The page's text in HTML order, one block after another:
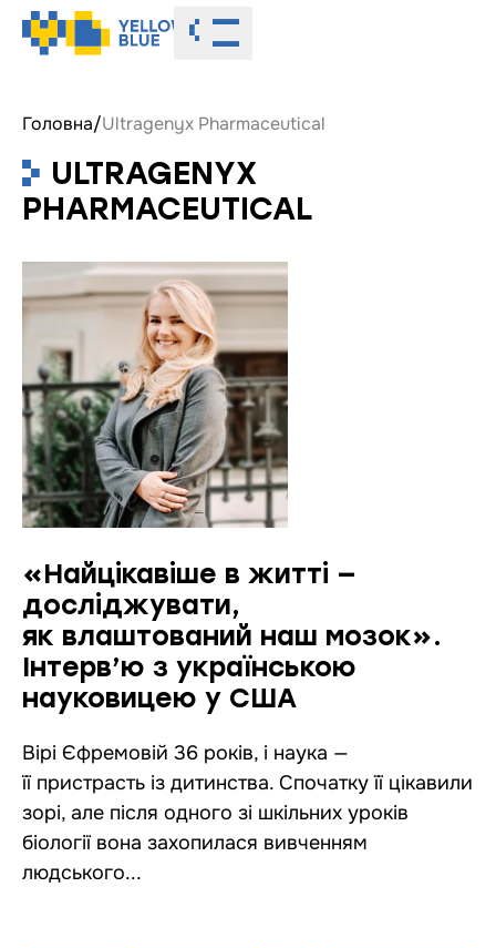
Toggle menu
Головна/Ultragenyx Pharmaceutical
ULTRAGENYX
PHARMACEUTICAL
«Найцікавіше в житті —
досліджувати,
як влаштований наш мозок».
Інтерв’ю з українською
науковицею у США
Вірі Єфремовій 36 років, і наука —
її пристрасть із дитинства. Спочатку її цікавили
зорі, але після одного зі шкільних уроків
біології вона захопилася вивченням
людського...